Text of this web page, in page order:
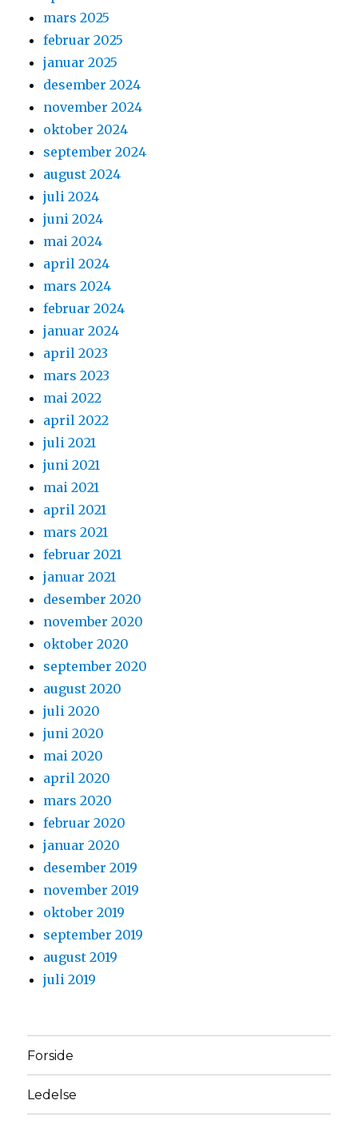
mars 2025
februar 2025
januar 2025
desember 2024
november 2024
oktober 2024
september 2024
august 2024
juli 2024
juni 2024
mai 2024
april 2024
mars 2024
februar 2024
januar 2024
april 2023
mars 2023
mai 2022
april 2022
juli 2021
juni 2021
mai 2021
april 2021
mars 2021
februar 2021
januar 2021
desember 2020
november 2020
oktober 2020
september 2020
august 2020
juli 2020
juni 2020
mai 2020
april 2020
mars 2020
februar 2020
januar 2020
desember 2019
november 2019
oktober 2019
september 2019
august 2019
juli 2019
Forside
Ledelse